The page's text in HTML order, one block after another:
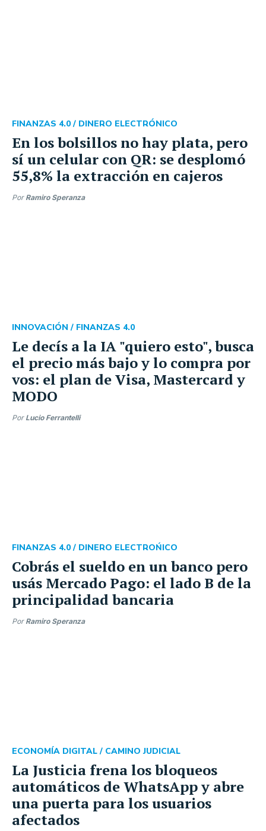
En los bolsillos no hay plata, pero
sí un celular con QR: se desplomó
55,8% la extracción en cajeros
FINANZAS 4.0 / DINERO ELECTRÓNICO
Por Ramiro Speranza
Le decís a la IA "quiero esto", busca
el precio más bajo y lo compra por
vos: el plan de Visa, Mastercard y
MODO
INNOVACIÓN / FINANZAS 4.0
Por Lucio Ferrantelli
Cobrás el sueldo en un banco pero
usás Mercado Pago: el lado B de la
principalidad bancaria
FINANZAS 4.0 / DINERO ELECTROŃICO
Por Ramiro Speranza
La Justicia frena los bloqueos
automáticos de WhatsApp y abre
una puerta para los usuarios
afectados
ECONOMÍA DIGITAL / CAMINO JUDICIAL